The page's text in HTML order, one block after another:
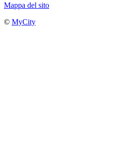
Mappa del sito
© MyCity